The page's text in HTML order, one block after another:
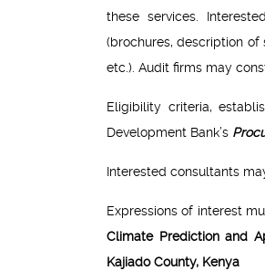
these services.
(brochures, description
etc.). Audit firms may
Eligibility criteria,
Development Bank’s
Interested consultants
Expressions of interest
Climate Prediction and
Kajiado County, Kenya